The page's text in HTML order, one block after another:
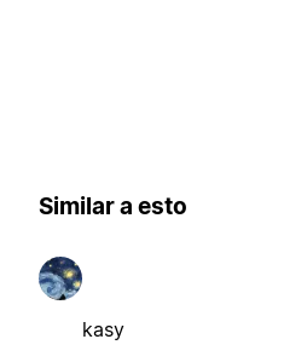
Similar a esto
kasy